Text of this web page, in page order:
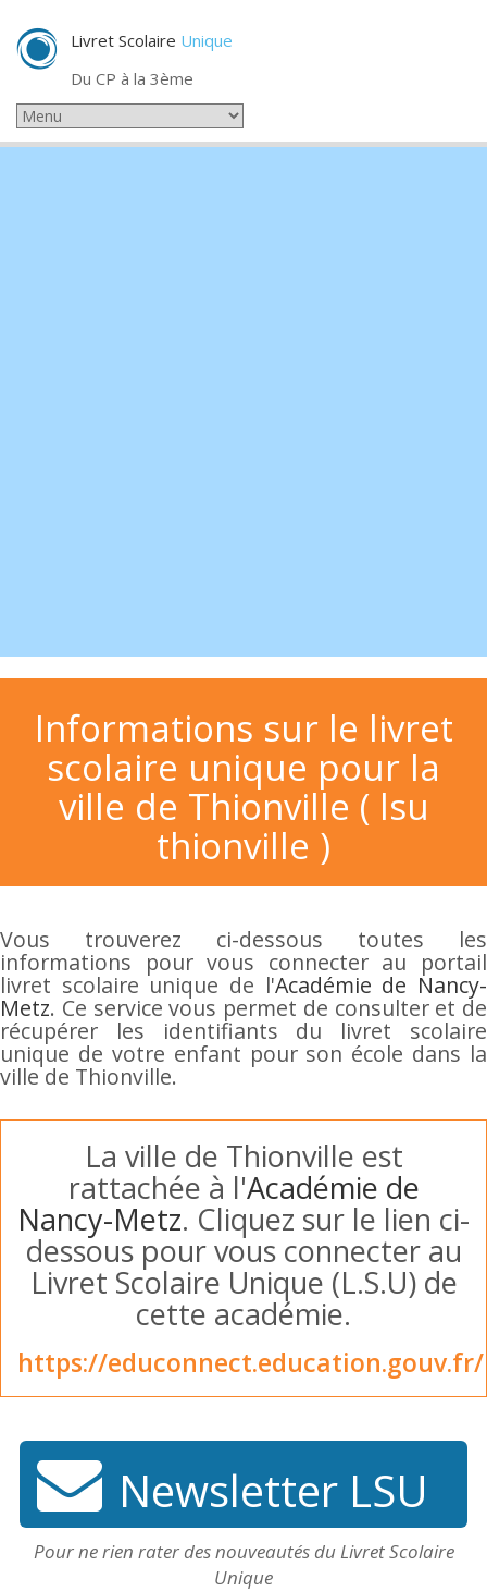
Livret Scolaire Unique
Du CP à la 3ème
Informations sur le livret
scolaire unique pour la
ville de Thionville ( lsu
thionville )
Vous trouverez ci-dessous toutes les
informations pour vous connecter au portail
livret scolaire unique de l'Académie de Nancy-
Metz. Ce service vous permet de consulter et de
récupérer les identifiants du livret scolaire
unique de votre enfant pour son école dans la
ville de Thionville.
La ville de Thionville est
rattachée à l'Académie de
Nancy-Metz. Cliquez sur le lien ci-
dessous pour vous connecter au
Livret Scolaire Unique (L.S.U) de
cette académie.
https://educonnect.education.gouv.fr/
Newsletter LSU
Pour ne rien rater des nouveautés du Livret Scolaire
Unique